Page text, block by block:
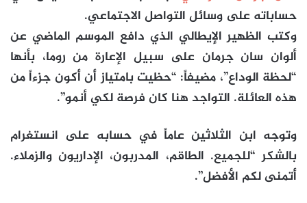
حساباته على وسائل التواصل الاجتماعي.
وكتب الظهير الإيطالي الذي دافع الموسم الماضي عن
ألوان سان جرمان على سبيل الإعارة من روما، بأنها
“لحظة الوداع”، مضيفاً: “حظيت بامتياز أن أكون جزءاً من
هذه العائلة. التواجد هنا كان فرصة لكي أنمو”.
وتوجه ابن الثلاثين عاماً في حسابه على انستغرام
بالشكر “للجميع. الطاقم، المدربون، الإداريون والزملاء.
أتمنى لكم الأفضل”.